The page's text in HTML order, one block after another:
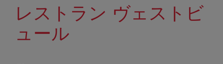
レストラン ヴェストビ
ュール